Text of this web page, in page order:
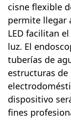
cisne flexible
permite llegar
LED facilitan
luz. El
tuberías de
estructuras de
dispositivo
fines